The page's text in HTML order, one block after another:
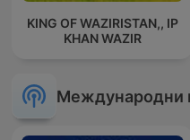
KING OF WAZIRISTAN,, IP
KHAN WAZIR
Международни